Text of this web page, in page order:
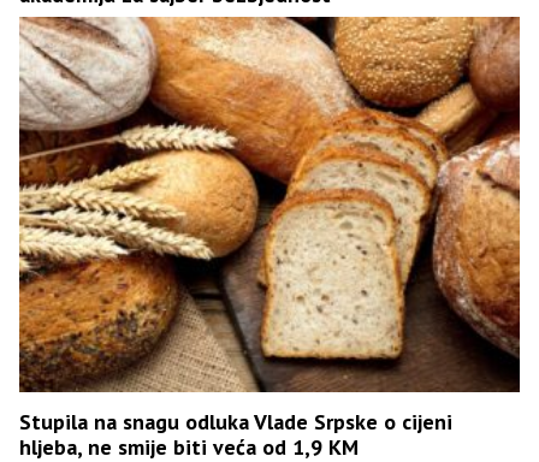
Stupila na snagu odluka Vlade Srpske o cijeni
hljeba, ne smije biti veća od 1,9 KM